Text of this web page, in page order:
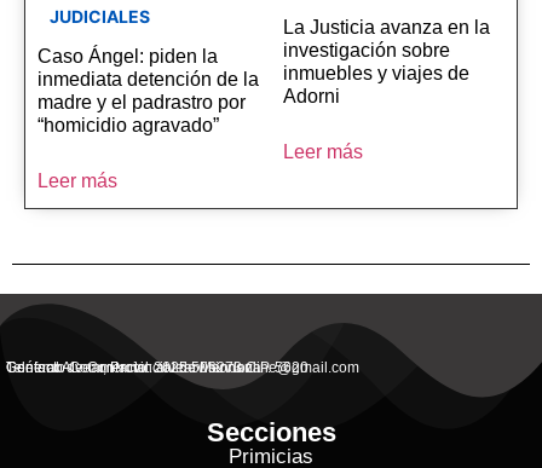
JUDICIALES
Caso Ángel: piden la
inmediata detención de la
madre y el padrastro por
“homicidio agravado”
Leer más
La Justicia avanza en la
investigación sobre
inmuebles y viajes de
Adorni
Leer más
General Alvear, Provincial de Mendoza
Contacto Commercial: alvearvisionanline@gmail.com
Teléfono de Contacto: 2625 506273 C.P. 5620
Secciones
Primicias